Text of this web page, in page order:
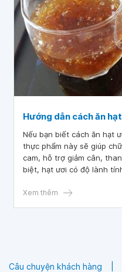
Hướng dẫn cách ăn
Nếu bạn biết cách ăn hạt
thực phẩm này sẽ giúp
cam, hỗ trợ giảm cân,
biệt, hạt ươi có độ lành
Xem thêm
Câu chuyện khách hàng